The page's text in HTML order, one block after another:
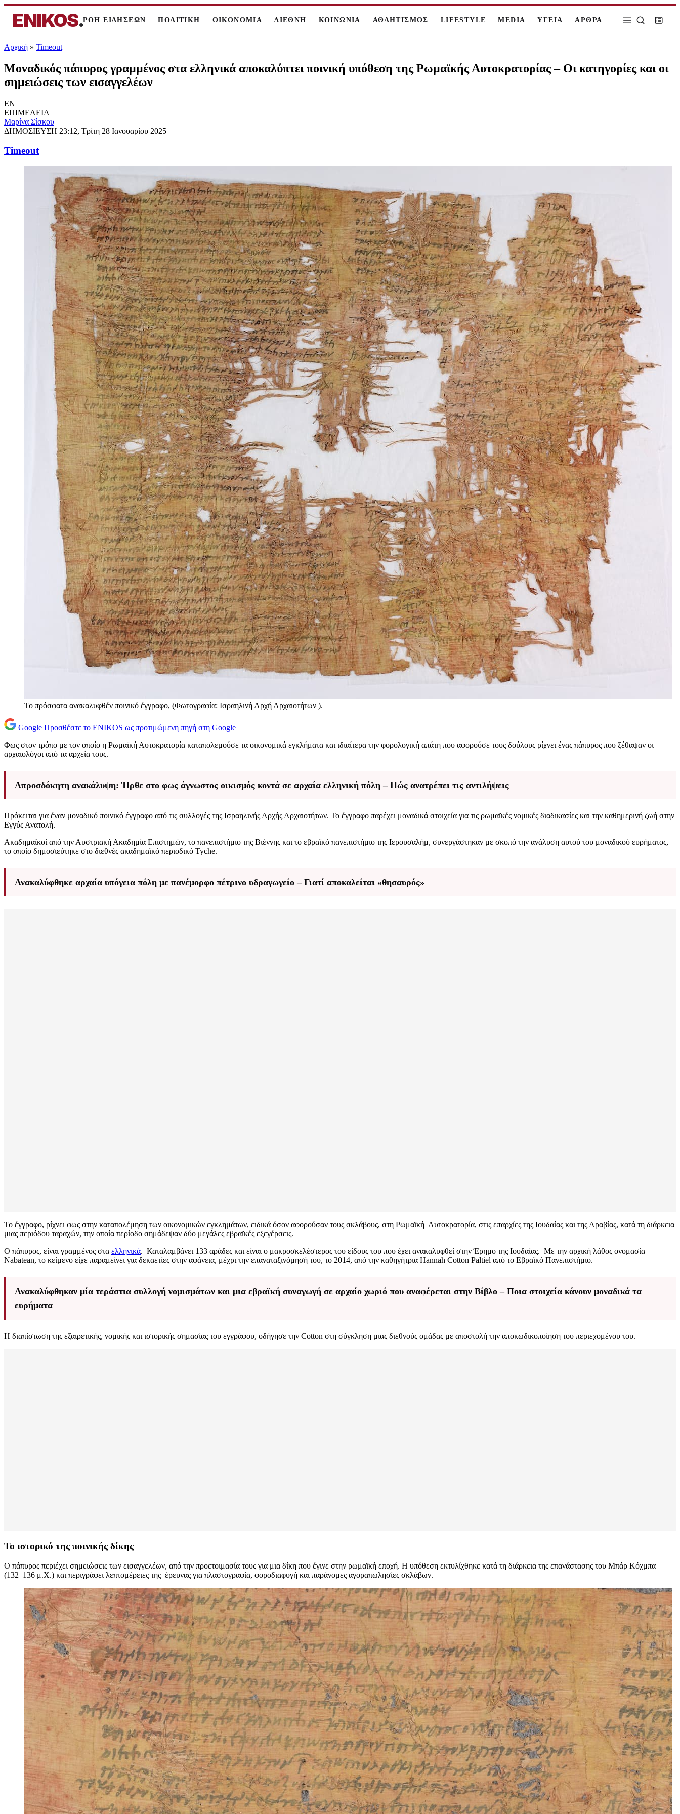
ENIKOS.ΡΟΗ ΕΙΔΗΣΕΩΝ ΠΟΛΙΤΙΚΗ ΟΙΚΟΝΟΜΙΑ ΔΙΕΘΝΗ ΚΟΙΝΩΝΙΑ ΑΘΛΗΤΙΣΜΟΣ LIFESTYLE MEDIA ΥΓΕΙΑ ΑΡΘΡΑ
Αρχική » Timeout
Μοναδικός πάπυρος γραμμένος στα ελληνικά αποκαλύπτει ποινική υπόθεση της Ρωμαϊκής Αυτοκρατορίας – Οι κατηγορίες και οι
σημειώσεις των εισαγγελέων
EN
ΕΠΙΜΕΛΕΙΑ
Μαρίνα Σίσκου
ΔΗΜΟΣΙΕΥΣΗ 23:12, Τρίτη 28 Ιανουαρίου 2025
Timeout
To πρόσφατα ανακαλυφθέν ποινικό έγγραφο, (Φωτογραφία: Ισραηλινή Αρχή Αρχαιοτήτων ).
Google Προσθέστε το ENIKOS ως προτιμώμενη πηγή στη Google
Φως στον τρόπο με τον οποίο η Ρωμαϊκή Αυτοκρατορία καταπολεμούσε τα οικονομικά εγκλήματα και ιδιαίτερα την φορολογική απάτη που αφορούσε τους δούλους ρίχνει ένας πάπυρος που ξέθαψαν οι
αρχαιολόγοι από τα αρχεία τους.
Απροσδόκητη ανακάλυψη: Ήρθε στο φως άγνωστος οικισμός κοντά σε αρχαία ελληνική πόλη – Πώς ανατρέπει τις αντιλήψεις
Πρόκειται για έναν μοναδικό ποινικό έγγραφο από τις συλλογές της Ισραηλινής Αρχής Αρχαιοτήτων. Το έγγραφο παρέχει μοναδικά στοιχεία για τις ρωμαϊκές νομικές διαδικασίες και την καθημερινή ζωή στην
Εγγύς Ανατολή.
Ακαδημαϊκοί από την Αυστριακή Ακαδημία Επιστημών, το πανεπιστήμιο της Βιέννης και το εβραϊκό πανεπιστήμιο της Ιερουσαλήμ, συνεργάστηκαν με σκοπό την ανάλυση αυτού του μοναδικού ευρήματος,
το οποίο δημοσιεύτηκε στο διεθνές ακαδημαϊκό περιοδικό Tyche.
Ανακαλύφθηκε αρχαία υπόγεια πόλη με πανέμορφο πέτρινο υδραγωγείο – Γιατί αποκαλείται «θησαυρός»
Το έγγραφο, ρίχνει φως στην καταπολέμηση των οικονομικών εγκλημάτων, ειδικά όσον αφορούσαν τους σκλάβους, στη Ρωμαϊκή Αυτοκρατορία, στις επαρχίες της Ιουδαίας και της Αραβίας, κατά τη διάρκεια
μιας περιόδου ταραχών, την οποία περίοδο σημάδεψαν δύο μεγάλες εβραϊκές εξεγέρσεις.
Ο πάπυρος, είναι γραμμένος στα ελληνικά. Καταλαμβάνει 133 αράδες και είναι ο μακροσκελέστερος του είδους του που έχει ανακαλυφθεί στην Έρημο της Ιουδαίας. Με την αρχική λάθος ονομασία
Nabatean, το κείμενο είχε παραμείνει για δεκαετίες στην αφάνεια, μέχρι την επαναταξινόμησή του, το 2014, από την καθηγήτρια Hannah Cotton Paltiel από το Εβραϊκό Πανεπιστήμιο.
Ανακαλύφθηκαν μία τεράστια συλλογή νομισμάτων και μια εβραϊκή συναγωγή σε αρχαίο χωριό που αναφέρεται στην Βίβλο – Ποια στοιχεία κάνουν μοναδικά τα
ευρήματα
Η διαπίστωση της εξαιρετικής, νομικής και ιστορικής σημασίας του εγγράφου, οδήγησε την Cotton στη σύγκληση μιας διεθνούς ομάδας με αποστολή την αποκωδικοποίηση του περιεχομένου του.
Το ιστορικό της ποινικής δίκης
Ο πάπυρος περιέχει σημειώσεις των εισαγγελέων, από την προετοιμασία τους για μια δίκη που έγινε στην ρωμαϊκή εποχή. Η υπόθεση εκτυλίχθηκε κατά τη διάρκεια της επανάστασης του Μπάρ Κόχμπα
(132–136 μ.Χ.) και περιγράφει λεπτομέρειες της έρευνας για πλαστογραφία, φοροδιαφυγή και παράνομες αγοραπωλησίες σκλάβων.